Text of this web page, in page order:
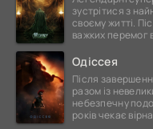
зустрітися з
своєму житті.
важких перемог
Одіссея
Після
разом із
небезпечну
років чекає